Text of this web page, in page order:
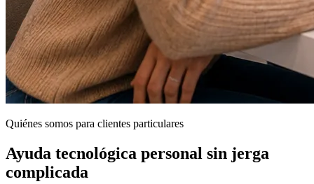
Quiénes somos para clientes particulares
Ayuda tecnológica personal sin jerga
complicada